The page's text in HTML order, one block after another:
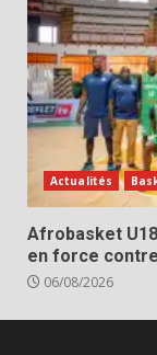
Actualités
Afrobasket
en force
06/08/2026